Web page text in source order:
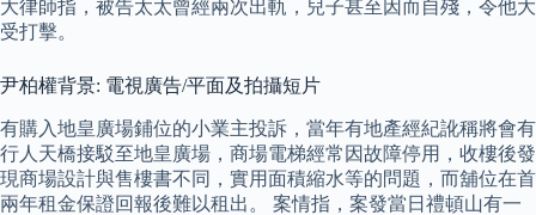
大律師指，被告太太曾經兩次出軌，兒子甚至因而自殘，令他大
受打擊。
尹柏權背景: 電視廣告/平面及拍攝短片
有購入地皇廣場鋪位的小業主投訴，當年有地產經紀訛稱將會有
行人天橋接駁至地皇廣場，商場電梯經常因故障停用，收樓後發
現商場設計與售樓書不同，實用面積縮水等的問題，而舖位在首
兩年租金保證回報後難以租出。 案情指，案發當日禮頓山有一